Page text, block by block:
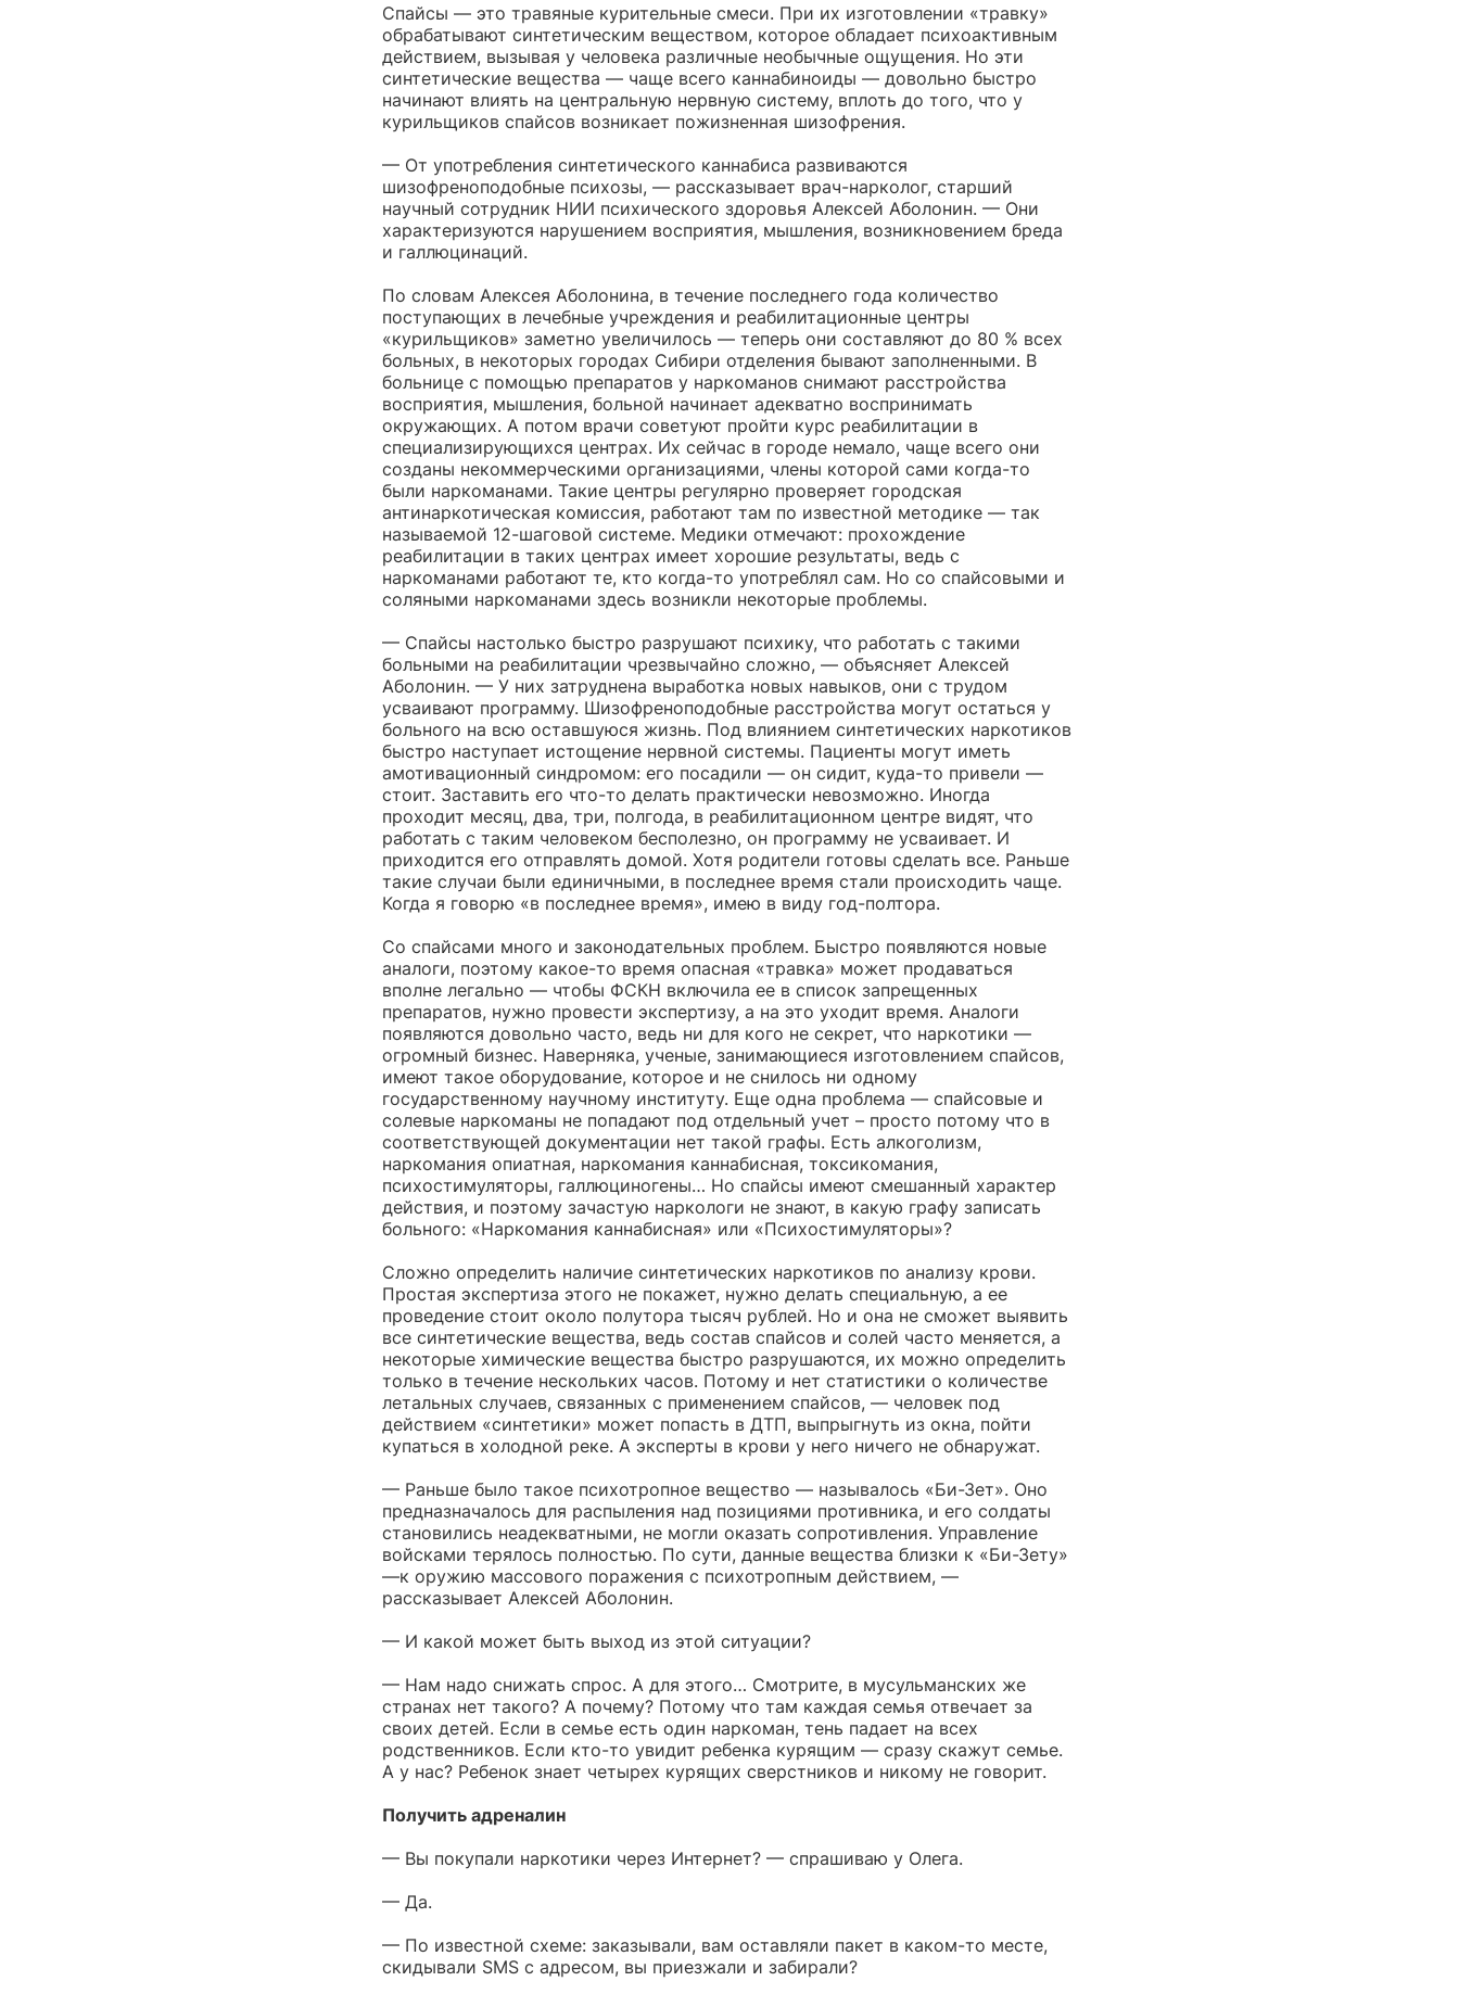
Спайсы — это травяные курительные смеси. При их изготовлении «травку»
обрабатывают синтетическим веществом, которое обладает психоактивным
действием, вызывая у человека различные необычные ощущения. Но эти
синтетические вещества — чаще всего каннабиноиды — довольно быстро
начинают влиять на центральную нервную систему, вплоть до того, что у
курильщиков спайсов возникает пожизненная шизофрения.
— От употребления синтетического каннабиса развиваются
шизофреноподобные психозы, — рассказывает врач-нарколог, старший
научный сотрудник НИИ психического здоровья Алексей Аболонин. — Они
характеризуются нарушением восприятия, мышления, возникновением бреда
и галлюцинаций.
По словам Алексея Аболонина, в течение последнего года количество
поступающих в лечебные учреждения и реабилитационные центры
«курильщиков» заметно увеличилось — теперь они составляют до 80 % всех
больных, в некоторых городах Сибири отделения бывают заполненными. В
больнице с помощью препаратов у наркоманов снимают расстройства
восприятия, мышления, больной начинает адекватно воспринимать
окружающих. А потом врачи советуют пройти курс реабилитации в
специализирующихся центрах. Их сейчас в городе немало, чаще всего они
созданы некоммерческими организациями, члены которой сами когда-то
были наркоманами. Такие центры регулярно проверяет городская
антинаркотическая комиссия, работают там по известной методике — так
называемой 12-шаговой системе. Медики отмечают: прохождение
реабилитации в таких центрах имеет хорошие результаты, ведь с
наркоманами работают те, кто когда-то употреблял сам. Но со спайсовыми и
соляными наркоманами здесь возникли некоторые проблемы.
— Спайсы настолько быстро разрушают психику, что работать с такими
больными на реабилитации чрезвычайно сложно, — объясняет Алексей
Аболонин. — У них затруднена выработка новых навыков, они с трудом
усваивают программу. Шизофреноподобные расстройства могут остаться у
больного на всю оставшуюся жизнь. Под влиянием синтетических наркотиков
быстро наступает истощение нервной системы. Пациенты могут иметь
амотивационный синдромом: его посадили — он сидит, куда-то привели —
стоит. Заставить его что-то делать практически невозможно. Иногда
проходит месяц, два, три, полгода, в реабилитационном центре видят, что
работать с таким человеком бесполезно, он программу не усваивает. И
приходится его отправлять домой. Хотя родители готовы сделать все. Раньше
такие случаи были единичными, в последнее время стали происходить чаще.
Когда я говорю «в последнее время», имею в виду год-полтора.
Со спайсами много и законодательных проблем. Быстро появляются новые
аналоги, поэтому какое-то время опасная «травка» может продаваться
вполне легально — чтобы ФСКН включила ее в список запрещенных
препаратов, нужно провести экспертизу, а на это уходит время. Аналоги
появляются довольно часто, ведь ни для кого не секрет, что наркотики —
огромный бизнес. Наверняка, ученые, занимающиеся изготовлением спайсов,
имеют такое оборудование, которое и не снилось ни одному
государственному научному институту. Еще одна проблема — спайсовые и
солевые наркоманы не попадают под отдельный учет – просто потому что в
соответствующей документации нет такой графы. Есть алкоголизм,
наркомания опиатная, наркомания каннабисная, токсикомания,
психостимуляторы, галлюциногены… Но спайсы имеют смешанный характер
действия, и поэтому зачастую наркологи не знают, в какую графу записать
больного: «Наркомания каннабисная» или «Психостимуляторы»?
Сложно определить наличие синтетических наркотиков по анализу крови.
Простая экспертиза этого не покажет, нужно делать специальную, а ее
проведение стоит около полутора тысяч рублей. Но и она не сможет выявить
все синтетические вещества, ведь состав спайсов и солей часто меняется, а
некоторые химические вещества быстро разрушаются, их можно определить
только в течение нескольких часов. Потому и нет статистики о количестве
летальных случаев, связанных с применением спайсов, — человек под
действием «синтетики» может попасть в ДТП, выпрыгнуть из окна, пойти
купаться в холодной реке. А эксперты в крови у него ничего не обнаружат.
— Раньше было такое психотропное вещество — называлось «Би-Зет». Оно
предназначалось для распыления над позициями противника, и его солдаты
становились неадекватными, не могли оказать сопротивления. Управление
войсками терялось полностью. По сути, данные вещества близки к «Би-Зету»
—к оружию массового поражения с психотропным действием, —
рассказывает Алексей Аболонин.
— И какой может быть выход из этой ситуации?
— Нам надо снижать спрос. А для этого… Смотрите, в мусульманских же
странах нет такого? А почему? Потому что там каждая семья отвечает за
своих детей. Если в семье есть один наркоман, тень падает на всех
родственников. Если кто-то увидит ребенка курящим — сразу скажут семье.
А у нас? Ребенок знает четырех курящих сверстников и никому не говорит.
Получить адреналин
— Вы покупали наркотики через Интернет? — спрашиваю у Олега.
— Да.
— По известной схеме: заказывали, вам оставляли пакет в каком-то месте,
скидывали SMS с адресом, вы приезжали и забирали?